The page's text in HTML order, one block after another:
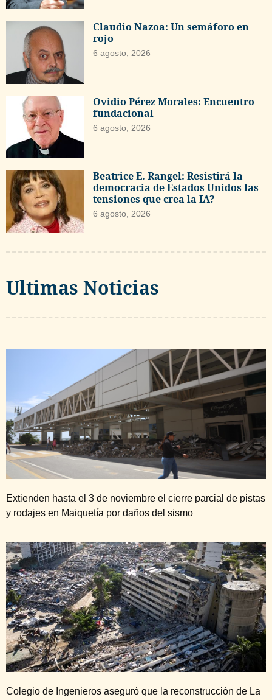
Claudio Nazoa: Un semáforo en
rojo
6 agosto, 2026
Ovidio Pérez Morales: Encuentro
fundacional
6 agosto, 2026
Beatrice E. Rangel: Resistirá la
democracia de Estados Unidos las
tensiones que crea la IA?
6 agosto, 2026
Ultimas Noticias
Extienden hasta el 3 de noviembre el cierre parcial de pistas
y rodajes en Maiquetía por daños del sismo
Colegio de Ingenieros aseguró que la reconstrucción de La